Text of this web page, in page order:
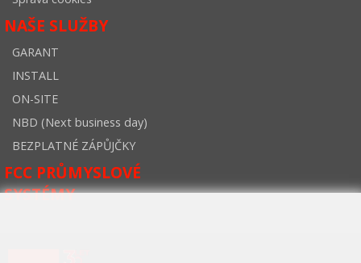
NAŠE SLUŽBY
GARANT
INSTALL
ON-SITE
NBD (Next business day)
BEZPLATNÉ ZÁPŮJČKY
FCC PRŮMYSLOVÉ
SYSTÉMY